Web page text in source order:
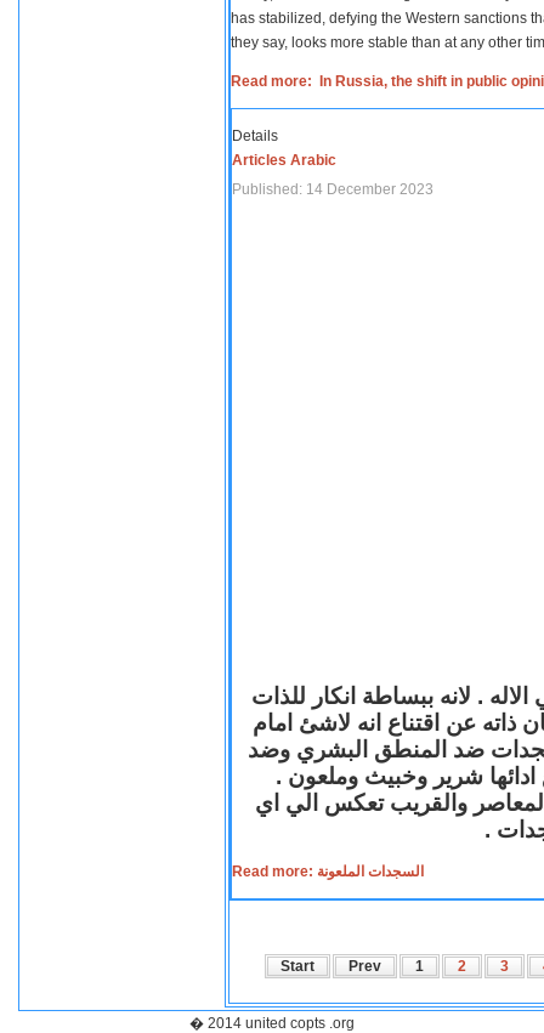
has stabilized, defying the Western sanctions
they say, looks more stable than at any other
Read more: In Russia, the shift in public
Details
Articles Arabic
Published: 14 December 2023
. لانه ببساطة انكار للذات
ذاته عن اقتناع انه لاشئ امام
ضد المنطق البشري وضد
ادائها شرير وخبيث وملعون .
المعاصر والقريب تعكس الي اي
.
Read more: السجدات الملعونة
Start Prev 1 2 3
� 2014 united copts .org